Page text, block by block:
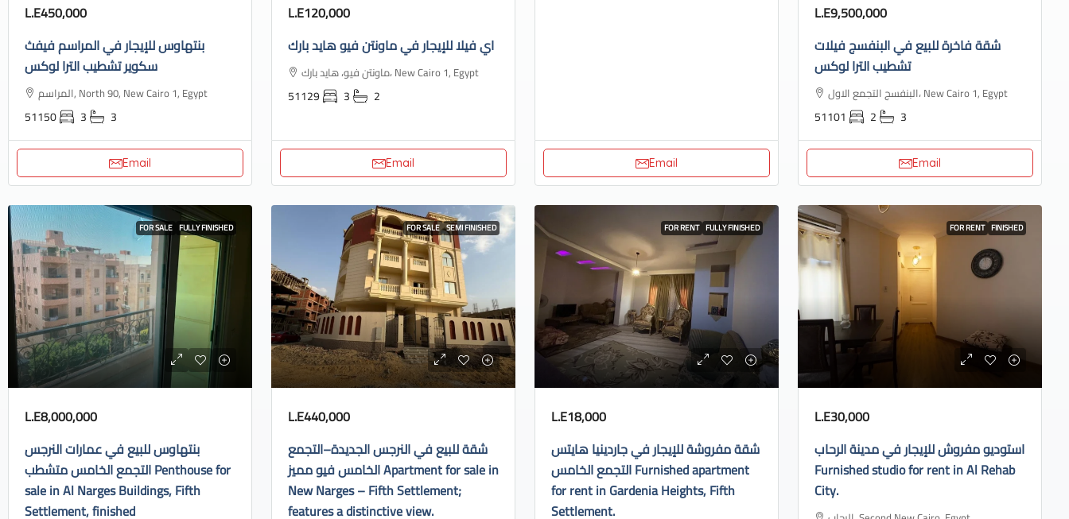
L.E450,000
بنتهاوس للإيجار في المراسم فيفث
سكوير تشطيب الترا لوكس
المراسم, North 90, New Cairo 1, Egypt
51150 3 3
Email
L.E120,000
اي فيلا للإيجار في ماونتن فيو هايد بارك
ماونتن فيو، هايد بارك، New Cairo 1, Egypt
51129 3 2
Email Email
L.E9,500,000
شقة فاخرة للبيع في البنفسج فيلات
تشطيب الترا لوكس
البنفسج التجمع الاول، New Cairo 1, Egypt
51101 2 3
Email
FOR SALE FULLY FINISHED
L.E8,000,000
بنتهاوس للبيع في عمارات النرجس
التجمع الخامس متشطب Penthouse for
sale in Al Narges Buildings, Fifth
Settlement, finished
FOR SALE SEMI FINISHED
L.E440,000
شقة للبيع في النرجس الجديدة–التجمع
الخامس فيو مميز Apartment for sale in
New Narges – Fifth Settlement;
features a distinctive view.
FOR RENT FULLY FINISHED
L.E18,000
شقة مفروشة للإيجار في جاردينيا هايتس
التجمع الخامس Furnished apartment
for rent in Gardenia Heights, Fifth
Settlement.
FOR RENT FINISHED
L.E30,000
استوديو مفروش للإيجار في مدينة الرحاب
Furnished studio for rent in Al Rehab
City.